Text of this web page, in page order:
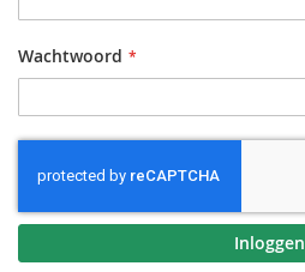
Wachtwoord
Inloggen